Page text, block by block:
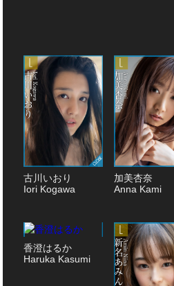
古川いおり
Iori Kogawa
加美杏奈
Anna Kami
香澄はるか
Haruka Kasumi